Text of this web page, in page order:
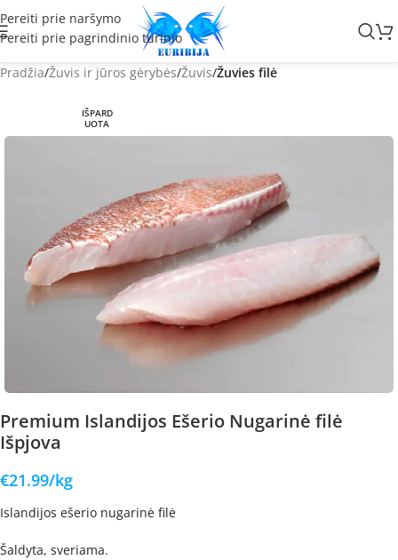
Pereiti prie naršymo
Pereiti prie pagrindinio turinio
Pradžia Žuvis ir jūros gėrybės Žuvis Žuvies filė
IŠPARD
UOTA
Premium Islandijos Ešerio Nugarinė filė
Išpjova
€21.99/kg
Islandijos ešerio nugarinė filė
Šaldyta, sveriama.